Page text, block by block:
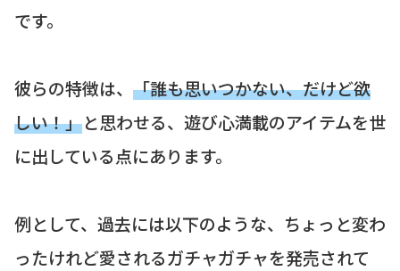
です。
彼らの特徴は、 「誰も思いつかない、だけど欲
しい！」と思わせる、遊び心満載のアイテムを世
に出している点にあります。
例として、過去には以下のような、ちょっと変わ
ったけれど愛されるガチャガチャを発売されて